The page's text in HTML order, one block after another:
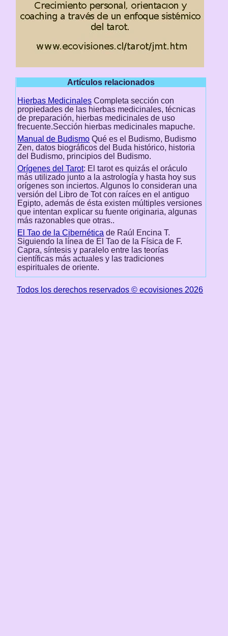
Artículos relacionados
Hierbas Medicinales Completa sección con
propiedades de las hierbas medicinales, técnicas
de preparación, hierbas medicinales de uso
frecuente.Sección hierbas medicinales mapuche.
Manual de Budismo Qué es el Budismo, Budismo
Zen, datos biográficos del Buda histórico, historia
del Budismo, principios del Budismo.
Orígenes del Tarot: El tarot es quizás el oráculo
más utilizado junto a la astrología y hasta hoy sus
orígenes son inciertos. Algunos lo consideran una
versión del Libro de Tot con raíces en el antiguo
Egipto, además de ésta existen múltiples versiones
que intentan explicar su fuente originaria, algunas
más razonables que otras..
El Tao de la Cibernética de Raúl Encina T.
Siguiendo la línea de El Tao de la Física de F.
Capra, síntesis y paralelo entre las teorías
científicas más actuales y las tradiciones
espirituales de oriente.
Todos los derechos reservados © ecovisiones 2026